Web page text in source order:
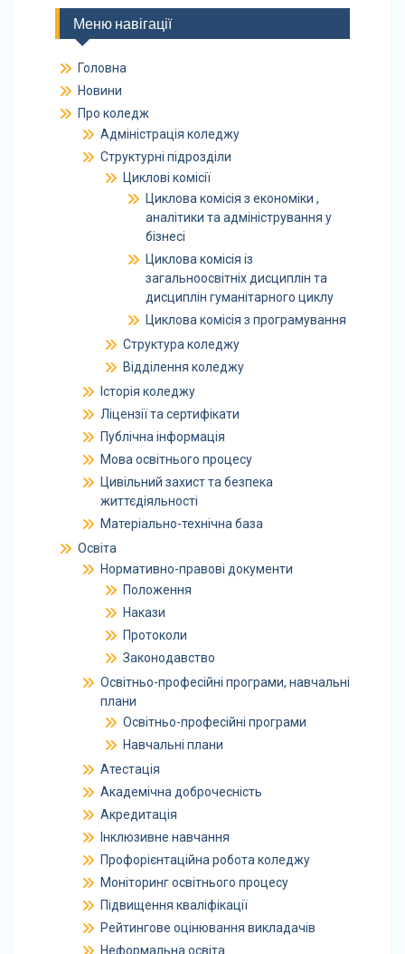
Меню навігації
Головна
Новини
Про коледж
Адміністрація коледжу
Структурні підрозділи
Циклові комісії
Циклова комісія з економіки ,
аналітики та адміністрування у
бізнесі
Циклова комісія із
загальноосвітніх дисциплін та
дисциплін гуманітарного циклу
Циклова комісія з програмування
Структура коледжу
Відділення коледжу
Історія коледжу
Ліцензії та сертифікати
Публічна інформація
Мова освітнього процесу
Цивільний захист та безпека
життєдіяльності
Матеріально-технічна база
Освіта
Нормативно-правові документи
Положення
Накази
Протоколи
Законодавство
Освітньо-професійні програми, навчальні
плани
Освітньо-професійні програми
Навчальні плани
Атестація
Академічна доброчесність
Акредитація
Інклюзивне навчання
Профорієнтаційна робота коледжу
Моніторинг освітнього процесу
Підвищення кваліфікації
Рейтингове оцінювання викладачів
Неформальна освіта